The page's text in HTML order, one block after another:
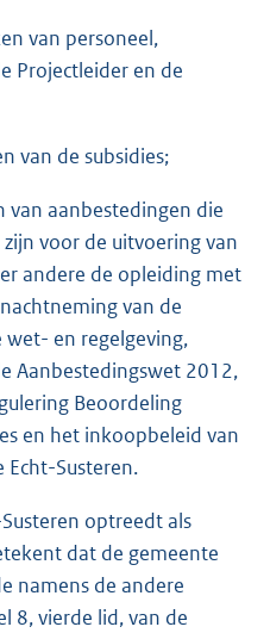
van personeel,
Projectleider en de
van de subsidies;
van aanbestedingen die
voor de uitvoering van
andere de opleiding met
van de
wet- en regelgeving,
Aanbestedingswet 2012,
Beoordeling
en het inkoopbeleid van
Echt-Susteren.
optreedt als
dat de gemeente
namens de andere
8, vierde lid, van de